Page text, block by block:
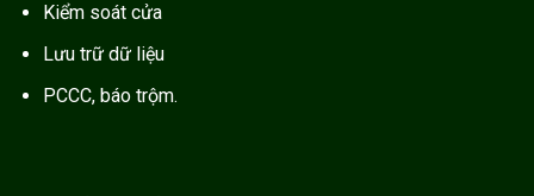
Kiểm soát cửa
Lưu trữ dữ liệu
PCCC, báo trộm.